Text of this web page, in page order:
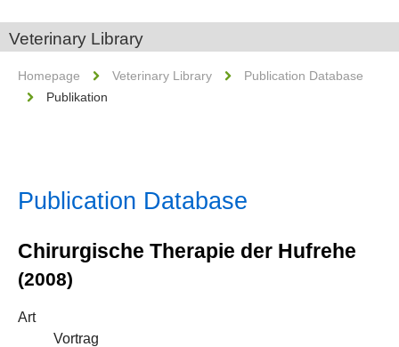
Veterinary Library
Homepage Veterinary Library
Publication Database
Publikation
Publication Database
Chirurgische Therapie der Hufrehe
(2008)
Art
Vortrag